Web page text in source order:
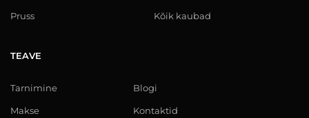
Pruss Kõik kaubad
TEAVE
Tarnimine
Makse
Blogi
Kontaktid